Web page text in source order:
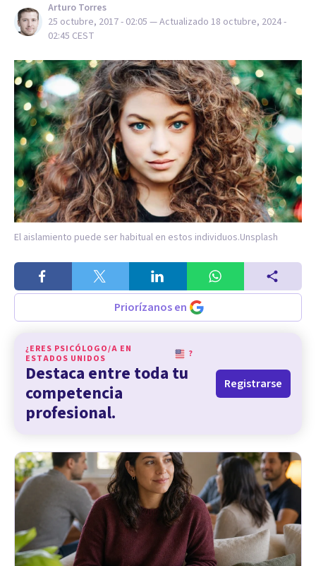
Arturo Torres
25 octubre, 2017 - 02:05 — Actualizado 18 octubre, 2024 -
02:45 CEST
El aislamiento puede ser habitual en estos individuos.Unsplash
Priorízanos en
¿ERES PSICÓLOGO/A EN
ESTADOS UNIDOS
?
Destaca entre toda tu
competencia
profesional.
Registrarse